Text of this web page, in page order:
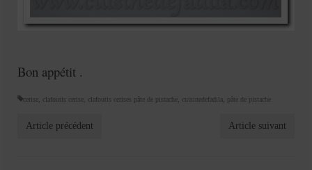
Bon appétit .
cerise clafoutis cerise clafoutis cerises pâte de pistache cuisinedefadila pâte de pistache
Article précédent Article suivant